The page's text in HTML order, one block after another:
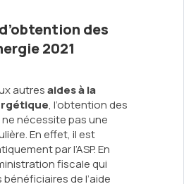
des
2021
autresaides à la
, l’obtention des
nécessite pas une
En effet, il est
par l’ASP. En
fiscale qui
de l’aide